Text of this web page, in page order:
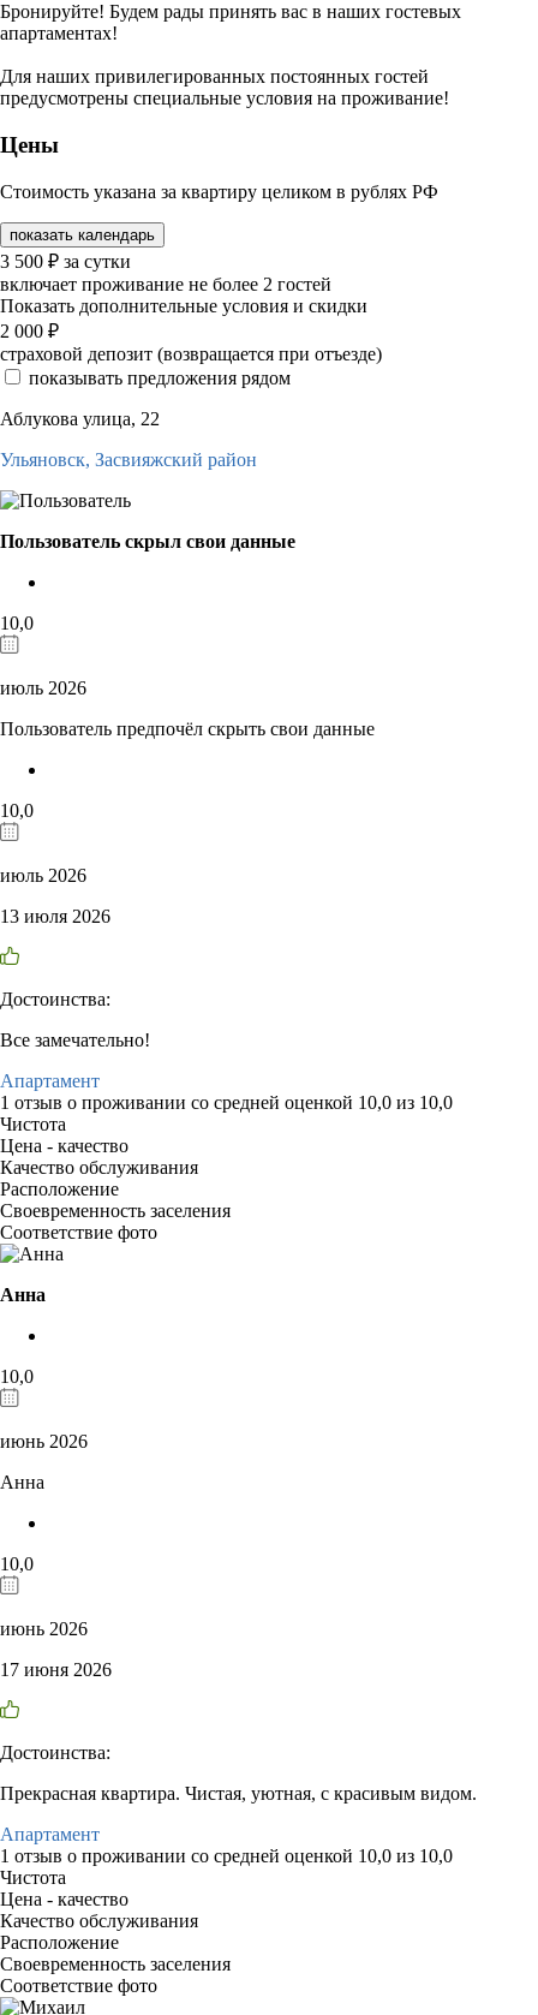
Бронируйте! Будем рады принять вас в наших гостевых
апартаментах!
Для наших привилегированных постоянных гостей
предусмотрены специальные условия на проживание!
Цены
Стоимость указана за квартиру целиком в рублях РФ
показать календарь
3 500 ₽ за сутки
включает проживание не более 2 гостей
Показать дополнительные условия и скидки
2 000 ₽
страховой депозит (возвращается при отъезде)
показывать предложения рядом
Аблукова улица, 22
Ульяновск, Засвияжский район
Пользователь скрыл свои данные
10,0
июль 2026
Пользователь предпочёл скрыть свои данные
10,0
июль 2026
13 июля 2026
Достоинства:
Все замечательно!
Апартамент
1 отзыв о проживании со средней оценкой 10,0 из 10,0
Чистота
Цена - качество
Качество обслуживания
Расположение
Своевременность заселения
Соответствие фото
Анна
10,0
июнь 2026
Анна
10,0
июнь 2026
17 июня 2026
Достоинства:
Прекрасная квартира. Чистая, уютная, с красивым видом.
Апартамент
1 отзыв о проживании со средней оценкой 10,0 из 10,0
Чистота
Цена - качество
Качество обслуживания
Расположение
Своевременность заселения
Соответствие фото